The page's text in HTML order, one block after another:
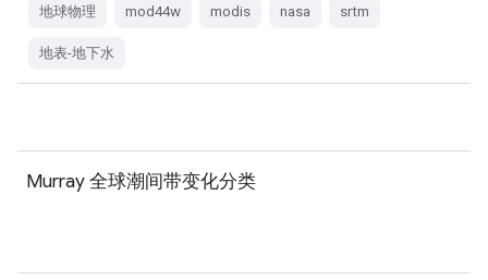
地球物理 mod44w modis nasa srtm
地表-地下水
Murray 全球潮间带变化分类